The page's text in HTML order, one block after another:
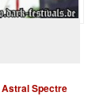
Astral Spectre